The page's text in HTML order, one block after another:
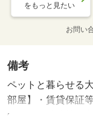
をもっと見たい
お問い
備考
ペットと暮らせる
部屋】・賃貸保証
円）・維持費等：